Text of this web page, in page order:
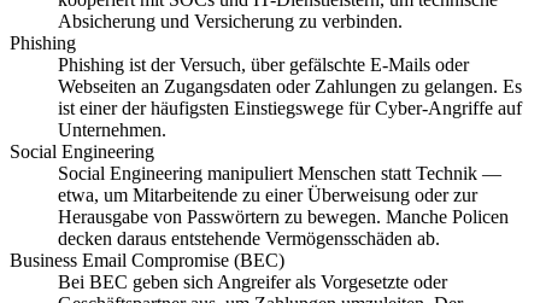
Absicherung und Versicherung zu verbinden.
Phishing
Phishing ist der Versuch, über gefälschte E-Mails oder
Webseiten an Zugangsdaten oder Zahlungen zu gelangen. Es
ist einer der häufigsten Einstiegswege für Cyber-Angriffe auf
Unternehmen.
Social Engineering
Social Engineering manipuliert Menschen statt Technik —
etwa, um Mitarbeitende zu einer Überweisung oder zur
Herausgabe von Passwörtern zu bewegen. Manche Policen
decken daraus entstehende Vermögensschäden ab.
Business Email Compromise (BEC)
Bei BEC geben sich Angreifer als Vorgesetzte oder